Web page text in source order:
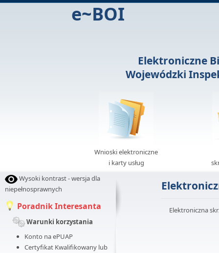
e~BOI
Elektroniczne
Wojewódzki
Wnioski elektroniczne
i karty usług
Wysoki kontrast - wersja dla
niepełnosprawnych
Poradnik Interesanta
Warunki korzystania
Konto na ePUAP
Certyfikat Kwalifikowany lub
Elektroniczna